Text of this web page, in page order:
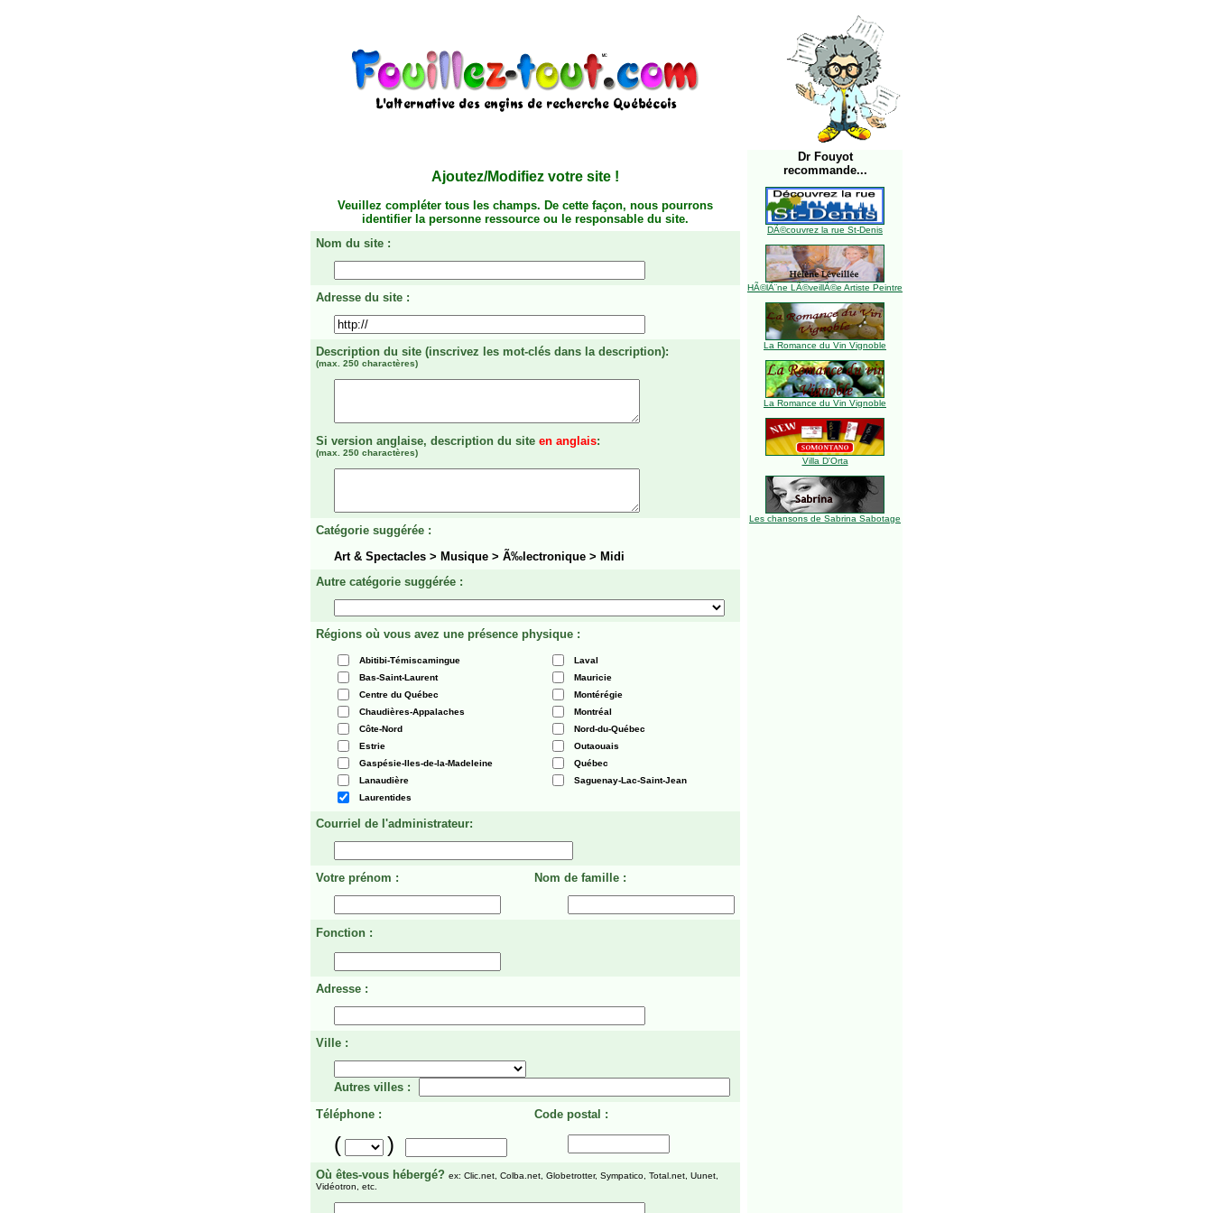
Ajoutez/Modifiez votre site !
Veuillez compléter tous les champs. De cette façon, nous pourrons
identifier la personne ressource ou le responsable du site.
Nom du site :
Adresse du site :
Description du site (inscrivez les mot-clés dans la description):
(max. 250 charactères)
Si version anglaise, description du site en anglais:
(max. 250 charactères)
Catégorie suggérée :
Art & Spectacles > Musique > Ã‰lectronique > Midi
Autre catégorie suggérée :
Régions où vous avez une présence physique :
Abitibi-Témiscamingue
Laval
Bas-Saint-Laurent
Mauricie
Centre du Québec
Montérégie
Chaudières-Appalaches
Montréal
Côte-Nord
Nord-du-Québec
Estrie
Outaouais
Gaspésie-Iles-de-la-Madeleine
Québec
Lanaudière
Saguenay-Lac-Saint-Jean
Laurentides
Courriel de l'administrateur:
Votre prénom : Nom de famille :
Fonction :
Adresse :
Ville :
Autres villes :
Téléphone :
Code postal :
( )
Où êtes-vous hébergé? ex: Clic.net, Colba.net, Globetrotter, Sympatico, Total.net, Uunet,
Vidéotron, etc.
Dr Fouyot
recommande...
DÃ©couvrez la rue St-Denis
HÃ©lÃ¨ne LÃ©veillÃ©e Artiste Peintre
La Romance du Vin Vignoble
La Romance du Vin Vignoble
Villa D'Orta
Les chansons de Sabrina Sabotage